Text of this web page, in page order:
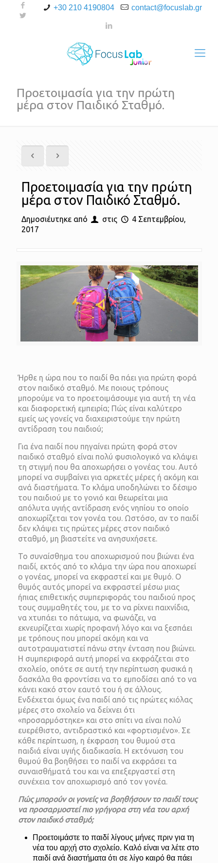
+30 210 4190804 contact@focuslab.gr
Προετοιμασία για την πρώτη
μέρα στον Παιδικό Σταθμό.
Προετοιμασία για την πρώτη
μέρα στον Παιδικό Σταθμό.
Δημοσιέυτηκε από στις
4 Σεπτεμβρίου,
2017
Ήρθε η ώρα που το παιδί θα πάει για πρώτη φορά
στον παιδικό σταθμό. Με ποιους τρόπους
μπορούμε να το προετοιμάσουμε για αυτή τη νέα
και διαφορετική εμπειρία; Πώς είναι καλύτερο
εμείς ως γονείς να διαχειριστούμε την πρώτη
αντίδραση του παιδιού;
Για ένα παιδί που πηγαίνει πρώτη φορά στον
παιδικό σταθμό είναι πολύ φυσιολογικό να κλάψει
τη στιγμή που θα αποχωρήσει ο γονέας του. Αυτό
μπορεί να συμβαίνει για αρκετές μέρες ή ακόμη και
ανά διαστήματα. Το κλάμα υποδηλώνει το δέσιμο
του παιδιού με το γονιό και θεωρείται μια
απόλυτα υγιής αντίδραση ενός νηπίου το οποίο
αποχωρίζεται τον γονέα του. Ωστόσο, αν το παιδί
δεν κλάψει τις πρώτες μέρες στον παιδικό
σταθμό, μη βιαστείτε να ανησυχήσετε.
Το συναίσθημα του αποχωρισμού που βιώνει ένα
παιδί, εκτός από το κλάμα την ώρα που αποχωρεί
ο γονέας, μπορεί να εκφραστεί και με θυμό. Ο
θυμός αυτός μπορεί να εκφραστεί μέσω μιας
ήπιας επιθετικής συμπεριφοράς του παιδιού προς
τους συμμαθητές του, με το να ρίχνει παιχνίδια,
να χτυπάει το πάτωμα, να φωνάζει, να
εκνευρίζεται χωρίς προφανή λόγο και να ξεσπάει
με τρόπους που μπορεί ακόμη και να
αυτοτραυματιστεί πάνω στην ένταση που βιώνει.
Η συμπεριφορά αυτή μπορεί να εκφράζεται στο
σχολείο, οπότε σε αυτή την περίπτωση φυσικά η
δασκάλα θα φροντίσει να το εμποδίσει από το να
κάνει κακό στον εαυτό του ή σε άλλους.
Ενδέχεται όμως ένα παιδί από τις πρώτες κιόλας
μέρες στο σχολείο να δείχνει ότι
«προσαρμόστηκε» και στο σπίτι να είναι πολύ
ευερέθιστο, αντιδραστικό και «φορτισμένο». Σε
κάθε περίπτωση, η έκφραση του θυμού στα
παιδιά είναι υγιής διαδικασία. Η εκτόνωση του
θυμού θα βοηθήσει το παιδί να εκφράσει τα
συναισθήματά του και να επεξεργαστεί στη
συνέχεια τον αποχωρισμό από τον γονέα.
Πώς μπορούν οι γονείς να βοηθήσουν το παιδί τους
να προσαρμοστεί πιο γρήγορα στη νέα του αρχή
στον παιδικό σταθμό;
Προετοιμάστε το παιδί λίγους μήνες πριν για τη
νέα του αρχή στο σχολείο. Καλό είναι να λέτε στο
παιδί ανά διαστήματα ότι σε λίγο καιρό θα πάει